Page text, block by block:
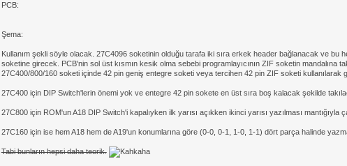
PCB:
Şema:
Kullanım şekli söyle olacak. 27C4096 soketinin olduğu tarafa iki sıra erkek header bağlanacak ve bu
soketine girecek. PCB'nin sol üst kısmın kesik olma sebebi programlayıcının ZIF soketin mandalına
27C400/800/160 soketi içinde 42 pin geniş entegre soketi veya tercihen 42 pin ZIF soketi kullanılarak
27C400 için DIP Switch'lerin önemi yok ve entegre 42 pin sokete en üst sıra boş kalacak şekilde
27C800 için ROM'un A18 DIP Switch'i kapalıyken ilk yarısı açıkken ikinci yarısı yazılması mantığıyla
27C160 için ise hem A18 hem de A19'un konumlarına göre (0-0, 0-1, 1-0, 1-1) dört parça halinde
Tabi bunların hepsi daha teorik.